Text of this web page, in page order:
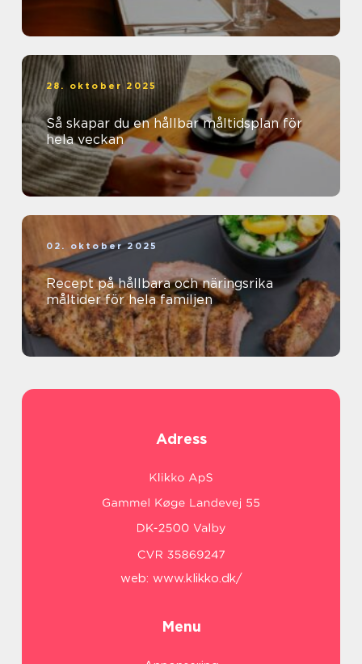
28. oktober 2025
Så skapar du en hållbar måltidsplan för
hela veckan
02. oktober 2025
Recept på hållbara och näringsrika
måltider för hela familjen
Adress
web: www.klikko.dk/
Menu